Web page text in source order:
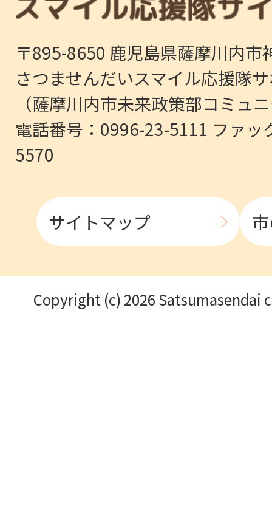
〒895-8650 鹿児島県薩摩川内市
さつませんだいスマイル応援隊
（薩摩川内市未来政策部コミュ
電話番号：0996-23-5111 ファッ
5570
サイトマップ
Copyright (c) 2026 Satsumasendai